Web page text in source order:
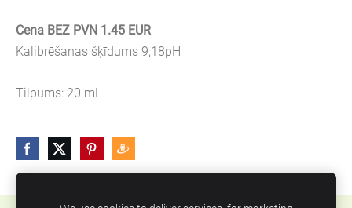
Cena BEZ PVN 1.45 EUR
Kalibrēšanas šķīdums 9,18pH
Tilpums: 20 mL